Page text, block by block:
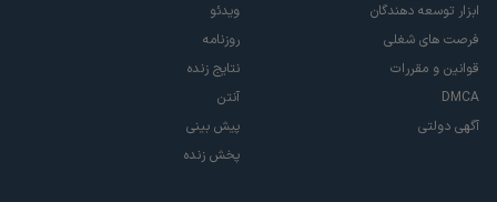
ابزار توسعه دهندگان
فرصت های شغلی
قوانین و مقررات
DMCA
آگهی دولتی
ویدئو
روزنامه
نتایج زنده
آنتن
پیش بینی
پخش زنده